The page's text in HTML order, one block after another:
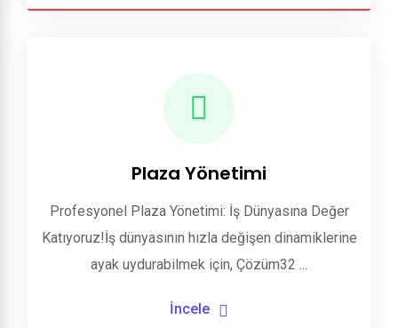
Plaza Yönetimi
Profesyonel Plaza Yönetimi: İş Dünyasına Değer
Katıyoruz!İş dünyasının hızla değişen dinamiklerine
ayak uydurabilmek için, Çözüm32 ...
İncele